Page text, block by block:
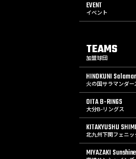
EVENT
イベント
TEAMS
加盟球団
HINOKUNI
火の国サラマンダー
OITA B-RINGS
大分B-リングス
KITAKYUSHU
北九州下関フェニッ
MIYAZAKI